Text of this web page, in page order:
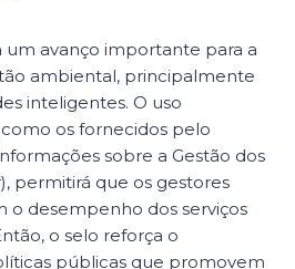
um avanço importante para a
ambiental, principalmente
inteligentes. O uso
os fornecidos pelo
sobre a Gestão dos
permitirá que os gestores
o desempenho dos serviços
o selo reforça o
públicas que promovem